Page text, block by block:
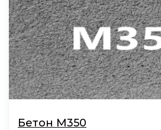
Бетон М350